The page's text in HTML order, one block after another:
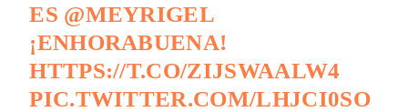
ES @MEYRIGEL
¡ENHORABUENA!
HTTPS://T.CO/ZIJSWAALW4
PIC.TWITTER.COM/LHJCI0SO